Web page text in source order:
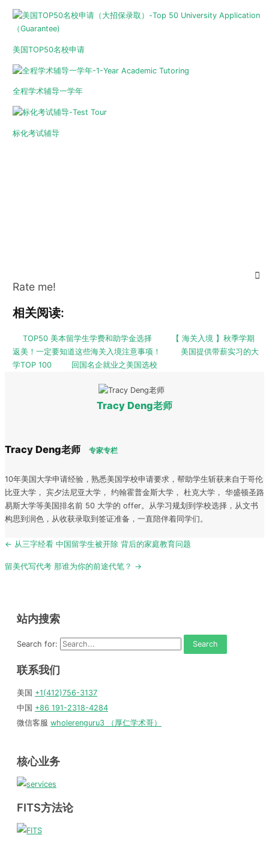
美国TOP50名校申请
全程学术辅导一学年
标化考试辅导
Rate me!
相关阅读:
TOP50 美本留学生学费和助学金选择
【 海关入境 】秋季学期
返美！一定要知道这些海关入境注意事项！
美国提供带薪实习的大
学TOP 100
回国名企就业之美国选校
Tracy Deng老师
Tracy Deng老师 专家专栏
10年美国大学申请经验，熟悉美国学校申请要求，帮助学生斩获来自于哥伦
比亚大学， 宾夕法尼亚大学， 约翰霍普金斯大学， 杜克大学， 华盛顿圣路
易斯大学等美国排名前 50 大学的 offer。从学习规划到学校选择，从文书
构思到润色，从收获录取到签证准备，一直陪伴着同学们。
Post
← 从三字经看 中国留学生被开除 背后的家庭教育问题
留美代写代考 那谁为你的前途代笔？ →
站内搜索
Search for:
联系我们
美国 +1(412)756-3137
中国 +86 191-2318-4284
微信客服 wholerenguru3 （厚仁学术哥）
核心业务
FITS方法论